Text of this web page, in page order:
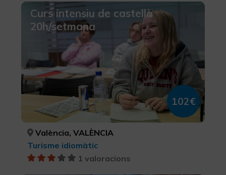
Curs intensiu de castellà
20h/setmana
102€
València, VALÈNCIA
Turisme idiomàtic
1 valoracions